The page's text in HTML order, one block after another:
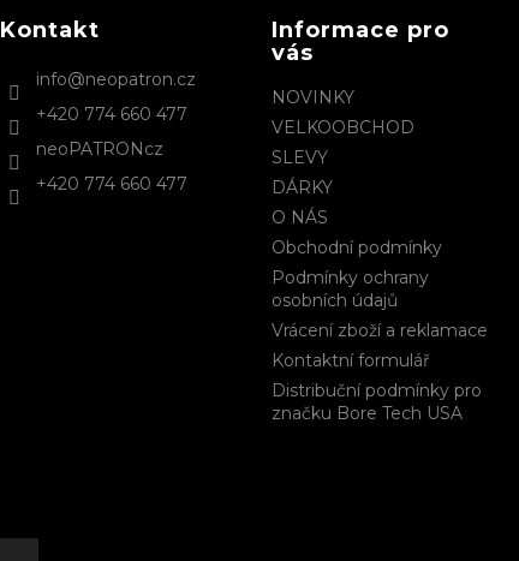
Kontakt
info@neopatron.cz
+420 774 660 477
neoPATRONcz
+420 774 660 477
Informace pro
vás
NOVINKY
VELKOOBCHOD
SLEVY
DÁRKY
O NÁS
Obchodní podmínky
Podmínky ochrany
osobních údajů
Vrácení zboží a reklamace
Kontaktní formulář
Distribuční podmínky pro
značku Bore Tech USA